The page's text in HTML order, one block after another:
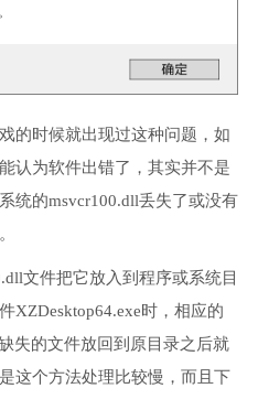
的时候就出现过这种问题，如
认为软件出错了，其实并不是
统的msvcr100.dll丢失了或没有
文件把它放入到程序或系统目
XZDesktop64.exe时，相应的
失的文件放回到原目录之后就
这个方法处理比较慢，而且下